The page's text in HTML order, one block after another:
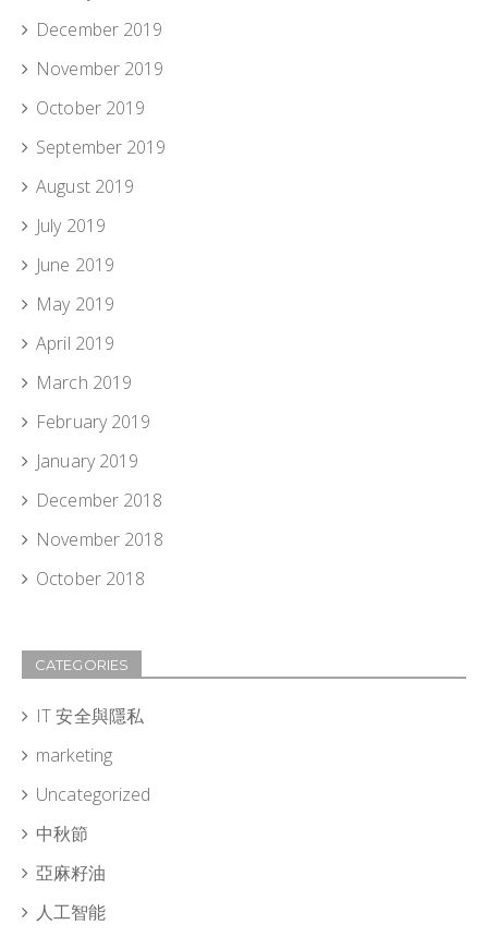
December 2019
November 2019
October 2019
September 2019
August 2019
July 2019
June 2019
May 2019
April 2019
March 2019
February 2019
January 2019
December 2018
November 2018
October 2018
CATEGORIES
IT 安全與隱私
marketing
Uncategorized
中秋節
亞麻籽油
人工智能